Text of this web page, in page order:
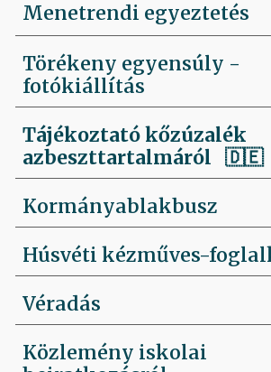
Menetrendi egyeztetés
Törékeny egyensúly -
fotókiállítás
Tájékoztató kőzúzalék
azbeszttartalmáról 🇩🇪
Kormányablakbusz
Húsvéti kézműves-
Véradás
Közlemény iskolai